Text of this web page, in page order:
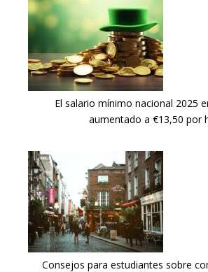
El salario mínimo nacional 2025
aumentado a €13,50 por
Consejos para estudiantes sobre